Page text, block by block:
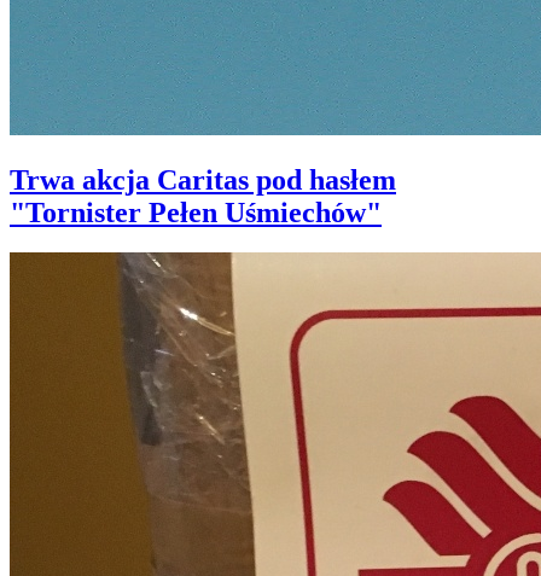
Trwa akcja Caritas pod hasłem
"Tornister Pełen Uśmiechów"